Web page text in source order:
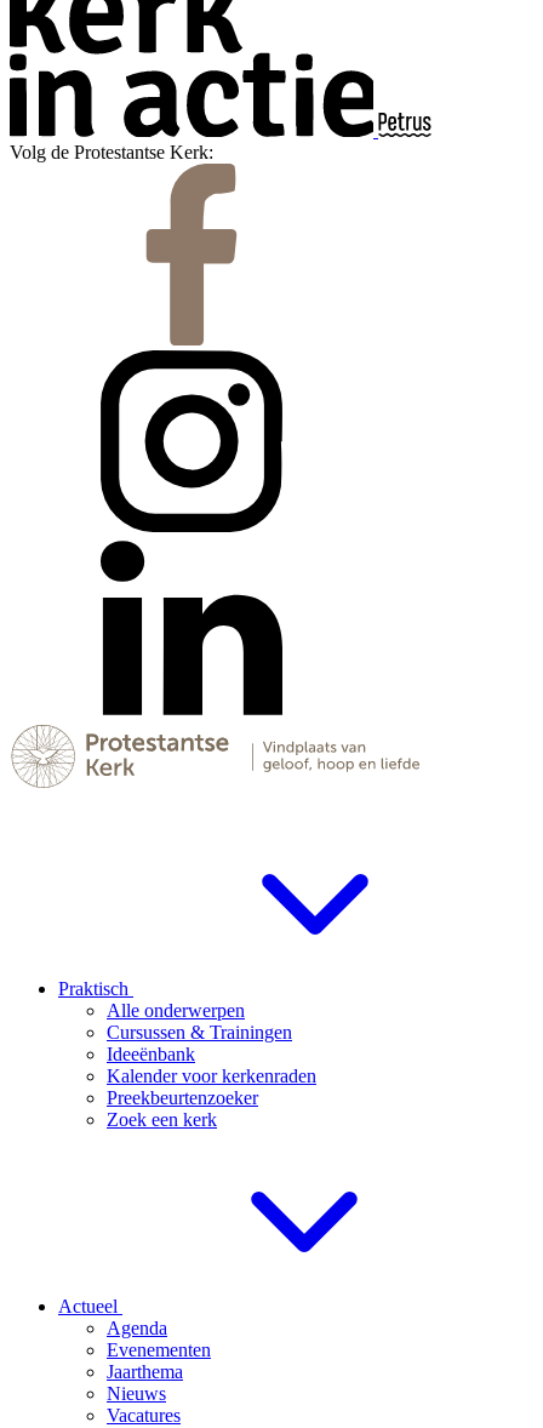
Volg de Protestantse Kerk:
Praktisch
Alle onderwerpen
Cursussen & Trainingen
Ideeënbank
Kalender voor kerkenraden
Preekbeurtenzoeker
Zoek een kerk
Actueel
Agenda
Evenementen
Jaarthema
Nieuws
Vacatures